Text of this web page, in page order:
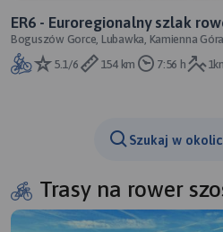
ER6 - Euroregionalny szlak
Boguszów Gorce, Lubawka, Kamienna
Janowice Wielkie, Trzcińsko, Wojanów,
5.1/6
154 km 7:56 h
Szukaj w
Trasy na rower